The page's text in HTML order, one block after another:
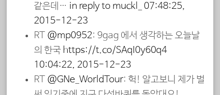
같은데… in reply to muckl_
07:48:25,
2015-12-23
RT @mp0952: 9gag 에서 생각하는 오늘날
의 한국 https://t.co/SAqI0y60q4
10:04:22, 2015-12-23
RT @GNe_WorldTour: 헉! 알고보니 제가 벌